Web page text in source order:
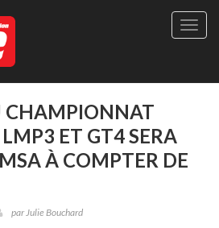
Site
CHAMPIONNAT
ET GT4 SERA
À COMPTER DE
parJulie Bouchard